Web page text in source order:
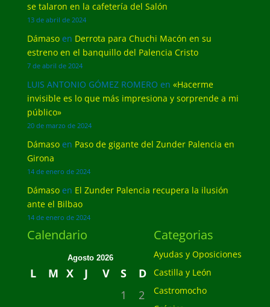
se talaron en la cafetería del Salón
13 de abril de 2024
Dámasoen Derrota para Chuchi Macón en su
estreno en el banquillo del Palencia Cristo
7 de abril de 2024
LUIS ANTONIO GÓMEZ ROMERO en «Hacerme
invisible es lo que más impresiona y sorprende a mi
público»
20 de marzo de 2024
Dámasoen Paso de gigante del Zunder Palencia en
Girona
14 de enero de 2024
Dámasoen El Zunder Palencia recupera la ilusión
ante el Bilbao
14 de enero de 2024
Calendario
Agosto 2026
L M X J V S
D
1
2
Categorias
Ayudas y Oposiciones
Castilla y León
Castromocho